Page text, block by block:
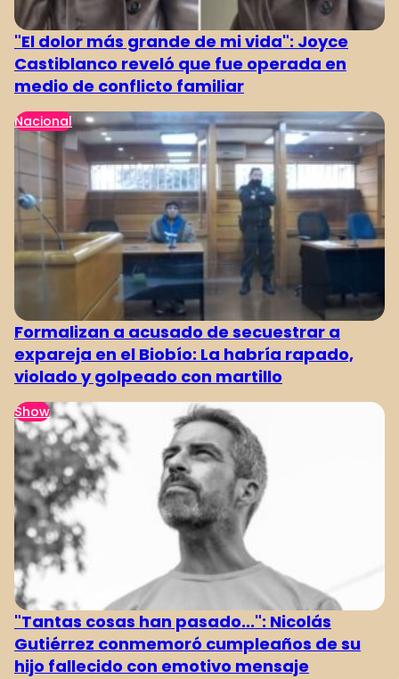
"El dolor más grande de mi vida": Joyce
Castiblanco reveló que fue operada en
medio de conflicto familiar
Nacional
Formalizan a acusado de secuestrar a
expareja en el Biobío: La habría rapado,
violado y golpeado con martillo
Show
"Tantas cosas han pasado...": Nicolás
Gutiérrez conmemoró cumpleaños de su
hijo fallecido con emotivo mensaje